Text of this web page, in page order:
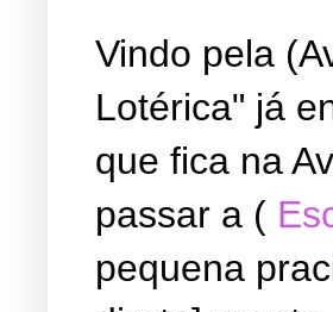
Vindo pela
Lotérica" já
que fica na
passar a (
pequena